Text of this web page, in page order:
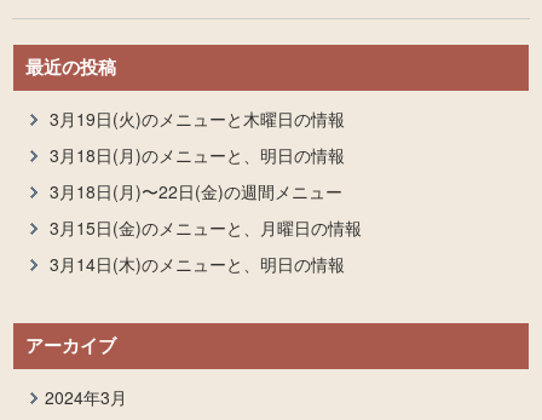
最近の投稿
3月19日(火)のメニューと木曜日の情報
3月18日(月)のメニューと、明日の情報
3月18日(月)〜22日(金)の週間メニュー
3月15日(金)のメニューと、月曜日の情報
3月14日(木)のメニューと、明日の情報
アーカイブ
2024年3月